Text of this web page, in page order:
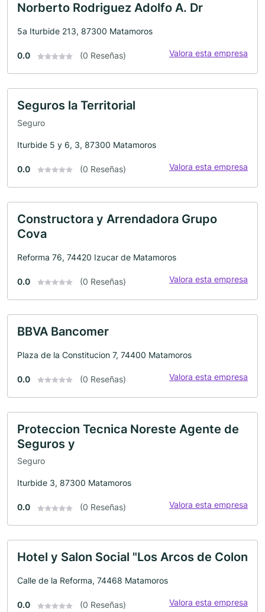
Norberto Rodriguez Adolfo A. Dr
5a Iturbide 213, 87300 Matamoros
0.0 (0 Reseñas) Valora esta empresa
Seguros la Territorial
Seguro
Iturbide 5 y 6, 3, 87300 Matamoros
0.0 (0 Reseñas) Valora esta empresa
Constructora y Arrendadora Grupo
Cova
Reforma 76, 74420 Izucar de Matamoros
0.0 (0 Reseñas) Valora esta empresa
BBVA Bancomer
Plaza de la Constitucion 7, 74400 Matamoros
0.0 (0 Reseñas) Valora esta empresa
Proteccion Tecnica Noreste Agente de
Seguros y
Seguro
Iturbide 3, 87300 Matamoros
0.0 (0 Reseñas) Valora esta empresa
Hotel y Salon Social "Los Arcos de Colon
Calle de la Reforma, 74468 Matamoros
0.0 (0 Reseñas) Valora esta empresa